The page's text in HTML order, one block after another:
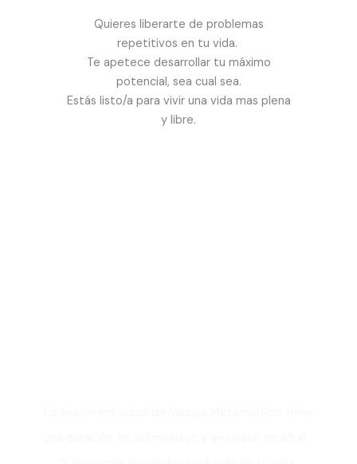
Quieres liberarte de problemas
repetitivos en tu vida.
Te apetece desarrollar tu máximo
potencial, sea cual sea.
Estás listo/a para vivir una vida mas plena
y libre.